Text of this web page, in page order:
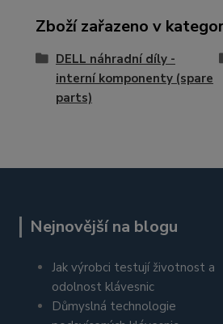
Zboží zařazeno v
DELL náhradní díly -
interní komponenty (spare
parts)
Nejnovější na blogu
Jak výrobci testují životnost a
odolnost klávesnic
Důmyslná technologie